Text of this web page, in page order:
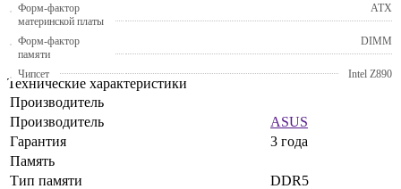
Форм-фактор
материнской платы
ATX
Форм-фактор
памяти
DIMM
Чипсет Intel Z890
Технические характеристики
Производитель
Производитель
ASUS
Гарантия
3 года
Память
Тип памяти
DDR5